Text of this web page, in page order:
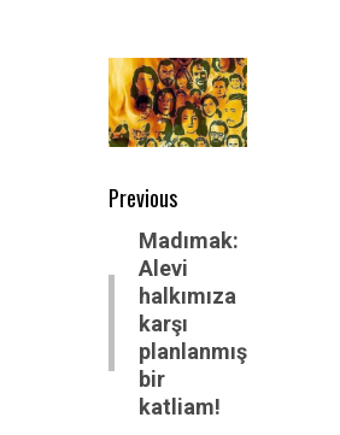
Post
navigation
Previous
Previous
post:
Madımak:
Alevi
halkımıza
karşı
planlanmış
bir
katliam!